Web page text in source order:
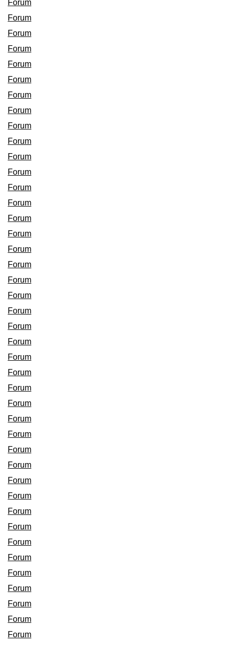
Forum
Forum
Forum
Forum
Forum
Forum
Forum
Forum
Forum
Forum
Forum
Forum
Forum
Forum
Forum
Forum
Forum
Forum
Forum
Forum
Forum
Forum
Forum
Forum
Forum
Forum
Forum
Forum
Forum
Forum
Forum
Forum
Forum
Forum
Forum
Forum
Forum
Forum
Forum
Forum
Forum
Forum